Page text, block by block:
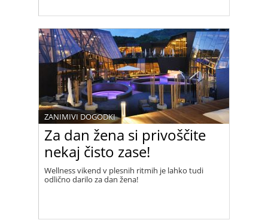
Za dan žena si privoščite
nekaj čisto zase!
ZANIMIVI DOGODKI
Wellness vikend v plesnih ritmih je lahko tudi
odlično darilo za dan žena!